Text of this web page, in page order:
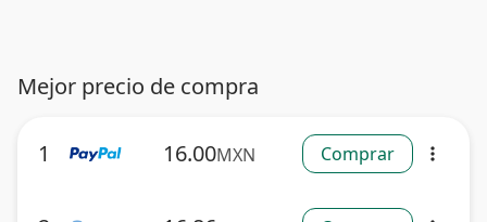
Mejor precio de compra
1 16.00MXN Comprar more_vert